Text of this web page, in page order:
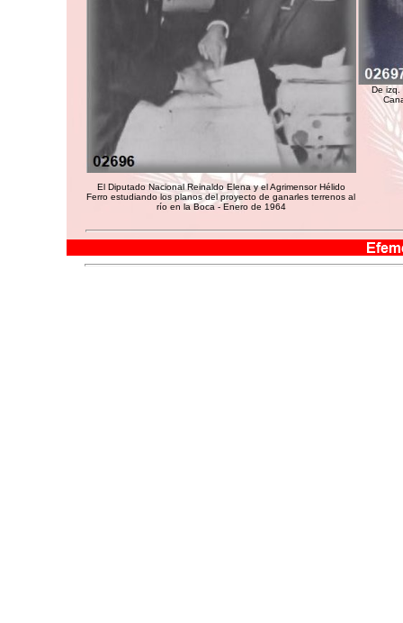
El Diputado Nacional Reinaldo Elena y el Agrimensor Hélido
Ferro estudiando los planos del proyecto de ganarles terrenos al
río en la Boca - Enero de 1964
De izq.